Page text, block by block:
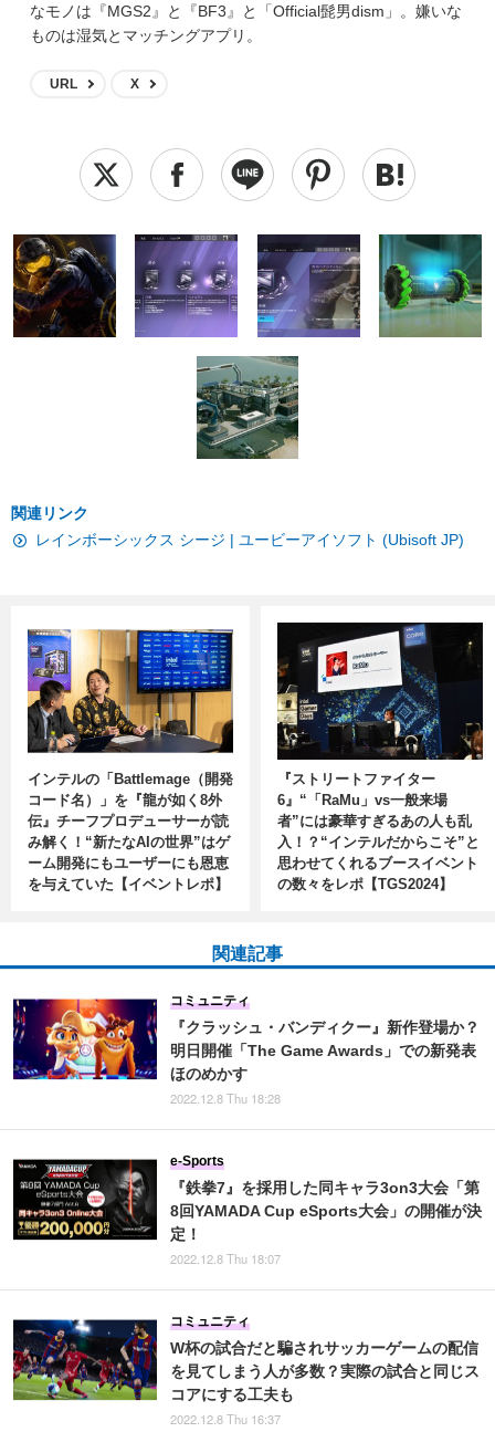
なモノは『MGS2』と『BF3』と「Official髭男dism」。嫌いな
ものは湿気とマッチングアプリ。
URL X
関連リンク
レインボーシックス シージ | ユービーアイソフト (Ubisoft JP)
インテルの「Battlemage（開発
コード名）」を『龍が如く8外
伝』チーフプロデューサーが読
み解く！“新たなAIの世界”はゲ
ーム開発にもユーザーにも恩恵
を与えていた【イベントレポ】
『ストリートファイター
6』“「RaMu」vs一般来場
者”には豪華すぎるあの人も乱
入！？“インテルだからこそ”と
思わせてくれるブースイベント
の数々をレポ【TGS2024】
関連記事
『クラッシュ・バンディクー』新作登場か？
明日開催「The Game Awards」での新発表
ほのめかす
コミュニティ
2022.12.8 Thu 18:28
『鉄拳7』を採用した同キャラ3on3大会「第
8回YAMADA Cup eSports大会」の開催が決
定！
e-Sports
2022.12.8 Thu 18:07
W杯の試合だと騙されサッカーゲームの配信
を見てしまう人が多数？実際の試合と同じス
コアにする工夫も
コミュニティ
2022.12.8 Thu 16:37